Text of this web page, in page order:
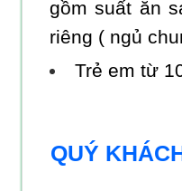
gồm suất ăn
riêng ( ngủ
Trẻ em từ
QUÝ